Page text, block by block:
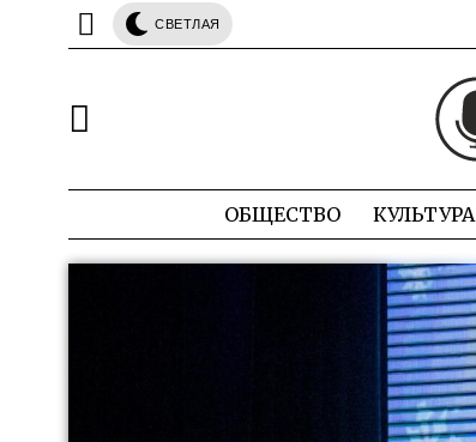
СВЕТЛАЯ
ОБЩЕСТВО КУЛЬТУРА